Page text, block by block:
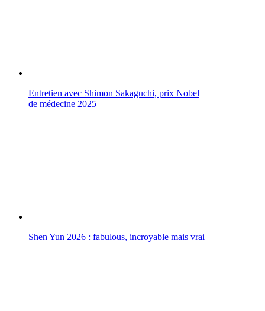
Entretien avec Shimon Sakaguchi, prix Nobel
de médecine 2025
Shen Yun 2026 : fabulous, incroyable mais vrai